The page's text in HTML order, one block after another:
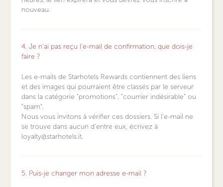
nouveau.
4. Je n'ai pas reçu l'e-mail de confirmation, que dois-je
faire ?
Les e-mails de Starhotels Rewards contiennent des liens
et des images qui pourraient être classés par le serveur
dans la catégorie "promotions", "courrier indésirable" ou
"spam".
Nous vous invitons à vérifier ces dossiers. Si l'e-mail ne
se trouve dans aucun d'entre eux, écrivez à
loyalty@starhotels.it.
5. Puis-je changer mon adresse e-mail ?